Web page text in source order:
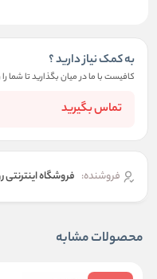
به کمک نیاز دارید ؟
کافیست با ما در میان بگذارید تا شما
تماس بگیرید
فروشنده: فروشگاه اینترنتی
محصولات مشابه